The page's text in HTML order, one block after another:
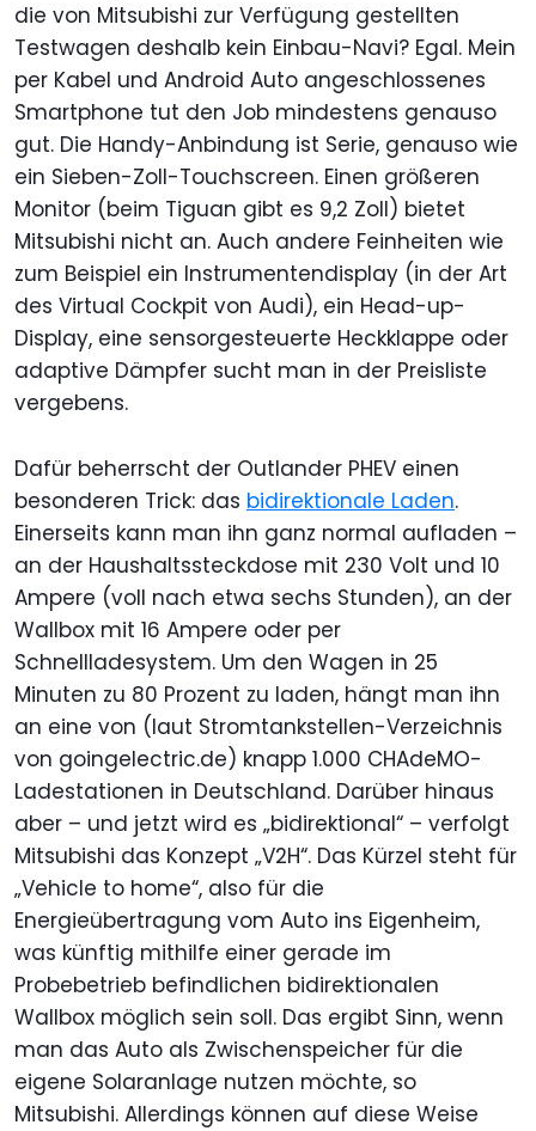
die von Mitsubishi zur Verfügung gestellten
Testwagen deshalb kein Einbau-Navi? Egal. Mein
per Kabel und Android Auto angeschlossenes
Smartphone tut den Job mindestens genauso
gut. Die Handy-Anbindung ist Serie, genauso wie
ein Sieben-Zoll-Touchscreen. Einen größeren
Monitor (beim Tiguan gibt es 9,2 Zoll) bietet
Mitsubishi nicht an. Auch andere Feinheiten wie
zum Beispiel ein Instrumentendisplay (in der Art
des Virtual Cockpit von Audi), ein Head-up-
Display, eine sensorgesteuerte Heckklappe oder
adaptive Dämpfer sucht man in der Preisliste
vergebens.
Dafür beherrscht der Outlander PHEV einen
besonderen Trick: das bidirektionale Laden.
Einerseits kann man ihn ganz normal aufladen –
an der Haushaltssteckdose mit 230 Volt und 10
Ampere (voll nach etwa sechs Stunden), an der
Wallbox mit 16 Ampere oder per
Schnellladesystem. Um den Wagen in 25
Minuten zu 80 Prozent zu laden, hängt man ihn
an eine von (laut Stromtankstellen-Verzeichnis
von goingelectric.de) knapp 1.000 CHAdeMO-
Ladestationen in Deutschland. Darüber hinaus
aber – und jetzt wird es „bidirektional“ – verfolgt
Mitsubishi das Konzept „V2H“. Das Kürzel steht für
„Vehicle to home“, also für die
Energieübertragung vom Auto ins Eigenheim,
was künftig mithilfe einer gerade im
Probebetrieb befindlichen bidirektionalen
Wallbox möglich sein soll. Das ergibt Sinn, wenn
man das Auto als Zwischenspeicher für die
eigene Solaranlage nutzen möchte, so
Mitsubishi. Allerdings können auf diese Weise